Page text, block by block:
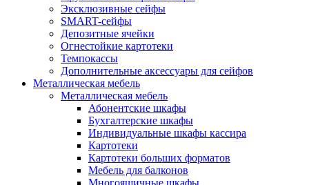
Эксклюзивные сейфы
SMART-сейфы
Депозитные ячейки
Огнестойкие картотеки
Темпокассы
Дополнительные аксессуары для сейфов
Металлическая мебель
Металлическая мебель
Абонентские шкафы
Бухгалтерские шкафы
Индивидуальные шкафы кассира
Картотеки
Картотеки больших форматов
Мебель для балконов
Многоящичные шкафы